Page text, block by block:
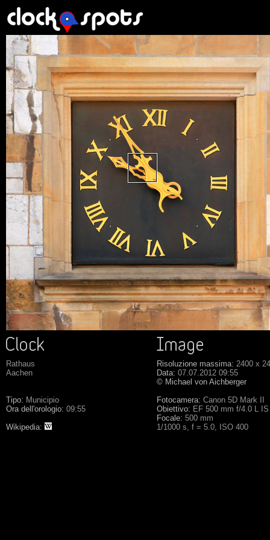
Rathaus
Aachen
Tipo: Municipio
Ora dell'orologio: 09:55
Wikipedia:
Risoluzione massima: 2400 x
Data: 07.07.2012 09:55
© Michael von Aichberger
Fotocamera: Canon 5D Mark II
Obiettivo: EF 500 mm f/4.0 L
Focale: 500 mm
1/1000 s, f = 5.0, ISO 400